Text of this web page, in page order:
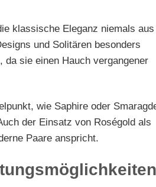
klassische Eleganz niemals aus
und Solitären besonders
da sie einen Hauch vergangener
wie Saphire oder
der Einsatz von Roségold als
Paare anspricht.